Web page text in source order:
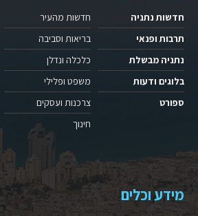
חדשות נתניה
תרבות ופנאי
נתניה מבשלת
בלוגים ודעות
ספורט
חדשות מהעיר
בריאות וסביבה
כלכלה ונדלן
משפט ופלילי
צרכנות ועסקים
חינוך
מידע וכלים